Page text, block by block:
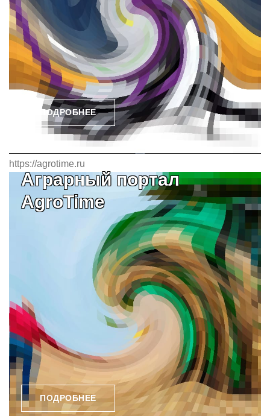
ПОДРОБНЕЕ
https://agrotime.ru
Аграрный портал
AgroTime
ПОДРОБНЕЕ